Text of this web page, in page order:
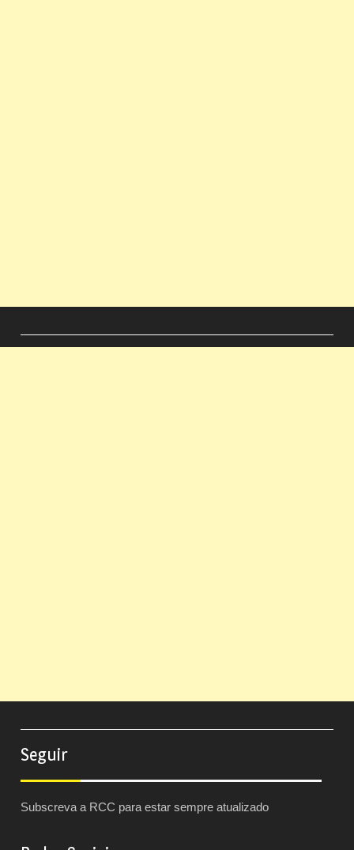
Seguir
Subscreva a RCC para estar sempre atualizado